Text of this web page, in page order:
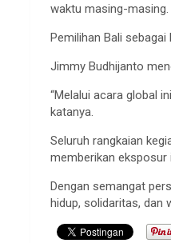
waktu masing-masing.
Pemilihan Bali
Jimmy Budhijanto
“Melalui acara global
katanya.
Seluruh rangkaian
memberikan eksposur
Dengan semangat
hidup, solidaritas, dan